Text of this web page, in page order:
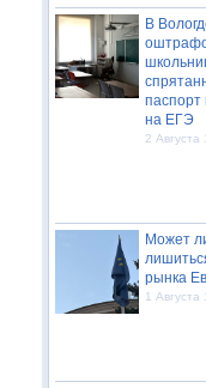
В
паспорт
на ЕГЭ
2 Августа
Может
рынка
1 Августа